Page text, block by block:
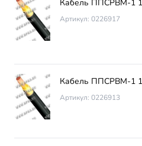
Кабель ППСРВМ-1
Артикул: 0226917
Кабель ППСРВМ-1
Артикул: 0226913